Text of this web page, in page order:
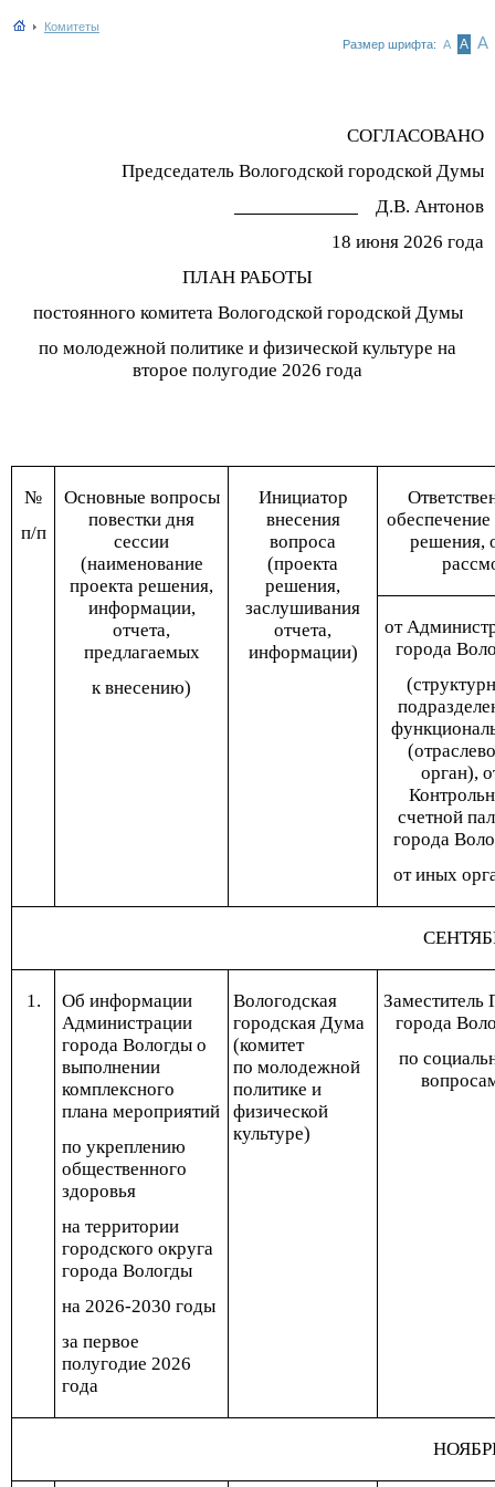
Комитеты
Размер шрифта: А А А
СОГЛАСОВАНО
Председатель Вологодской городской Думы
Д.В. Антонов
18 июня 2026 года
ПЛАН РАБОТЫ
постоянного комитета Вологодской городской Думы
по молодежной политике и физической культуре на
второе полугодие 2026 года
№
п/п
Основные вопросы
повестки дня
сессии
(наименование
проекта решения,
информации,
отчета,
предлагаемых
к внесению)
Инициатор
внесения
вопроса
(проекта
решения,
заслушивания
отчета,
информации)
обеспечение
решения,
от
города
орган),
счетной
города
от иных
1.
Об информации
Администрации
города Вологды о
выполнении
комплексного
плана мероприятий
по укреплению
общественного
здоровья
на территории
городского округа
города Вологды
на 2026-2030 годы
за первое
полугодие 2026
года
Вологодская
городская Дума
(комитет
по молодежной
политике и
физической
культуре)
Заместитель
города
по